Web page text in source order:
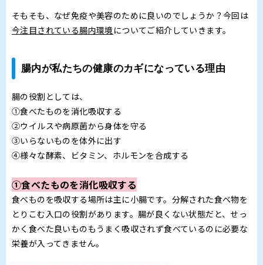
そもそも、なぜ免疫や美容のために良いのでしょうか？今回は
今注目されている腸内環境についてご紹介していきます。
腸内が私たちの健康のカギになっている理由
腸の役割としては、
①食べたものを消化吸収する
②ウイルスや病原菌から身体を守る
③いらないものを体外に出す
④様々な酵素、ビタミン、ホルモンを合成する
①食べたものを消化吸収する
食べものを吸収する場所は主に小腸です。分解された食べ物を
とりこむ入口の役割があります。腸が良くない状態だと、せっ
かく食べた良いものもうまく吸収されず食べているのに必要な
栄養が入ってきません。